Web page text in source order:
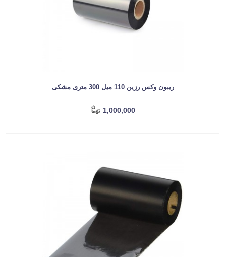
ریبون وکس رزین 110 میل 300 متری مشکی
1,000,000